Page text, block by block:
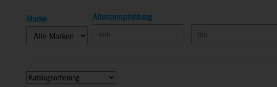
Marke
Altersempfehlung
-